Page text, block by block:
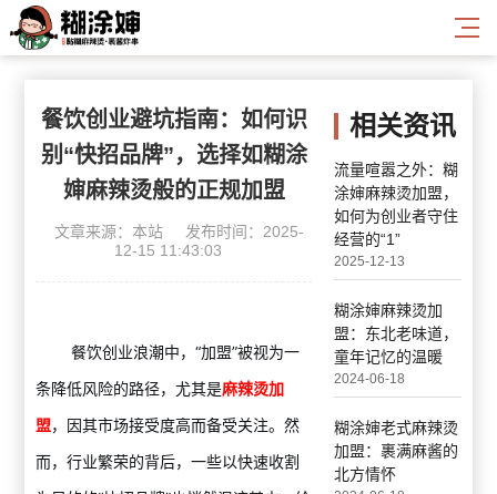
餐饮创业避坑指南：如何识
别“快招品牌”，选择如糊涂
婶麻辣烫般的正规加盟
文章来源：本站
发布时间：2025-
12-15 11:43:03
餐饮创业浪潮中，“加盟”被视为一
条降低风险的路径，尤其是麻辣烫加
盟，因其市场接受度高而备受关注。然
而，行业繁荣的背后，一些以快速收割
相关资讯
流量喧嚣之外：糊
涂婶麻辣烫加盟，
如何为创业者守住
经营的“1”
2025-12-13
糊涂婶麻辣烫加
盟：东北老味道，
童年记忆的温暖
2024-06-18
糊涂婶老式麻辣烫
加盟：裹满麻酱的
北方情怀